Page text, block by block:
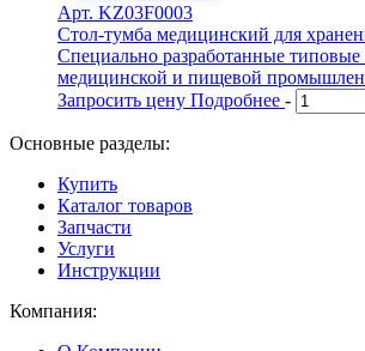
Арт. KZ03F0003
Стол-тумба медицинский для
Специально разработанные
медицинской и пищевой
Запросить цену Подробнее -
Основные разделы:
Купить
Каталог товаров
Запчасти
Услуги
Инструкции
Компания: